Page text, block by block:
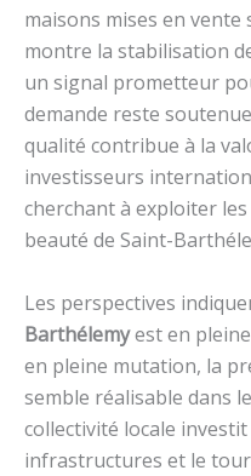
maisons mises en vente
montre la stabilisation
un signal prometteur
demande reste
qualité contribue à la
investisseurs
cherchant à exploiter
beauté de Saint-
Les perspectives
Barthélemyest en
en pleine mutation, la
semble réalisable dans
collectivité locale
infrastructures et le